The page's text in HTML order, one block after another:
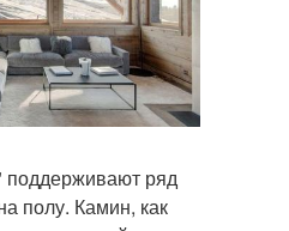
ряд
полу. Камин, как